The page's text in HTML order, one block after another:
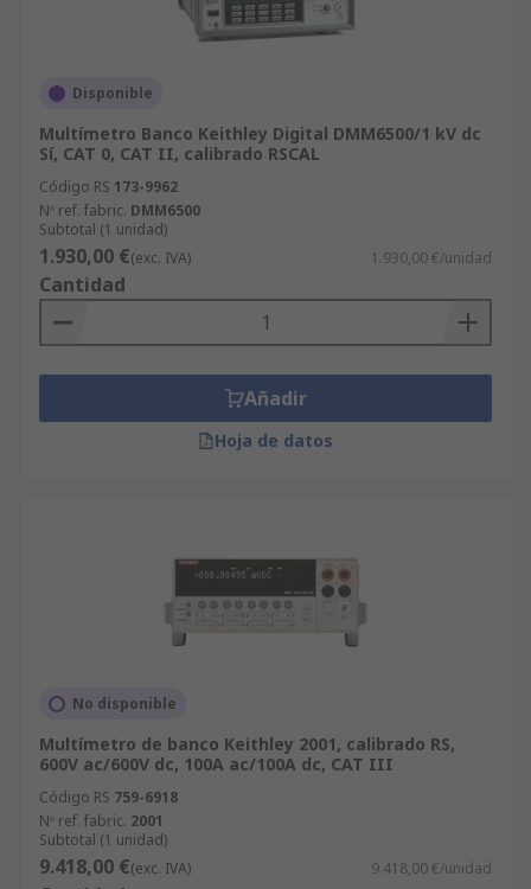
Disponible
Multímetro Banco Keithley Digital DMM6500/1 kV dc
Sí, CAT 0, CAT II, calibrado RSCAL
Código RS 173-9962
Nº ref. fabric. DMM6500
Subtotal (1 unidad)
1.930,00 €(exc. IVA) 1.930,00 €/unidad
Cantidad
Añadir
Hoja de datos
No disponible
Multímetro de banco Keithley 2001, calibrado RS,
600V ac/600V dc, 100A ac/100A dc, CAT III
Código RS 759-6918
Nº ref. fabric. 2001
Subtotal (1 unidad)
9.418,00 €(exc. IVA) 9.418,00 €/unidad